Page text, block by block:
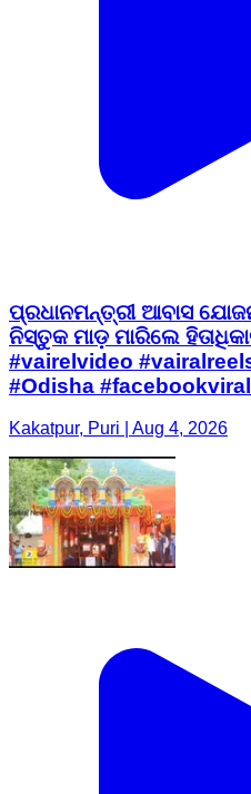
ପ୍ରଧାନମନ୍ତ୍ରୀ ଆବାସ
ନିସ୍ତୁକ ମାଡ଼ ମାରିଲେ
#vairelvideo
#Odisha #facebookviral
Kakatpur, Puri | Aug 4, 2026